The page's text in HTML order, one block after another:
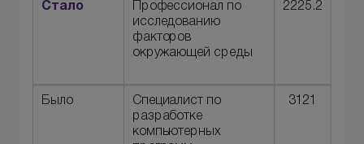
Стало
Профессионал по
исследованию
факторов
окружающей среды
2225.2
Было
Специалист по
разработке
компьютерных
3121